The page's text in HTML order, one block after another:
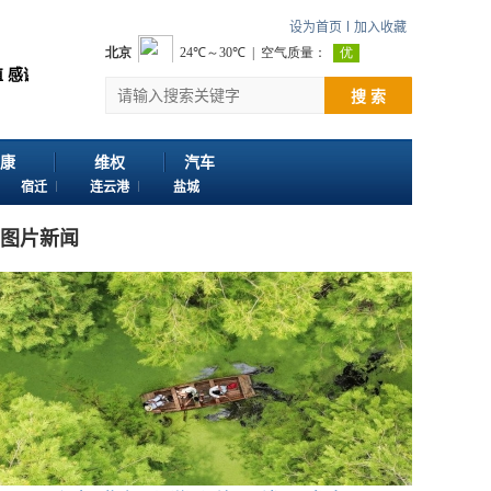
设为首页 加入收藏
谢您浏览江苏苏讯网。 欢迎投稿：邮箱724922822@qq.com 客服电
搜 索
维权 汽车
宿迁 连云港 盐城
图片新闻